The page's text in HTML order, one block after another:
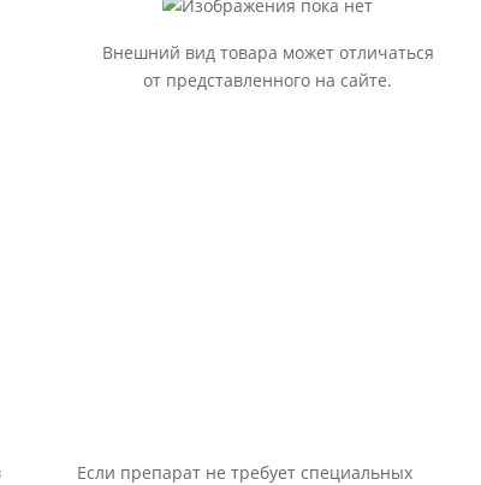
Внешний вид товара может отличаться
от представленного на сайте.
Если препарат не требует специальных